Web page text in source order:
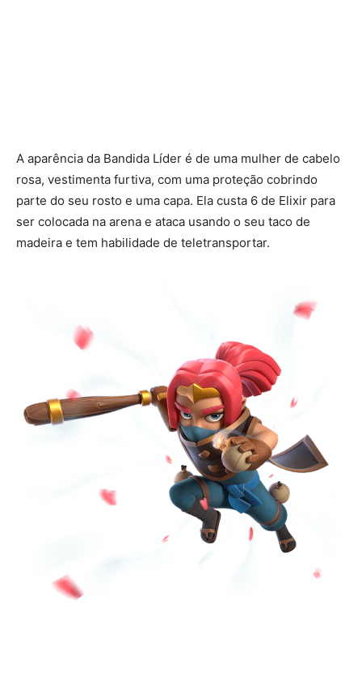
A aparência da Bandida Líder é de uma mulher de cabelo
rosa, vestimenta furtiva, com uma proteção cobrindo
parte do seu rosto e uma capa. Ela custa 6 de Elixir para
ser colocada na arena e ataca usando o seu taco de
madeira e tem habilidade de teletransportar.